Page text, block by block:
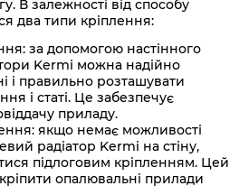
В залежності від способу
два типи кріплення:
за допомогою настінного
Kermi можна надійно
і правильно розташувати
і статі. Це забезпечує
приладу.
якщо немає можливості
радіатор Kermi на стіну,
підлоговим кріпленням. Цей
опалювальні прилади